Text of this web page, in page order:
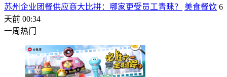
苏州企业团餐供应商大比拼：哪家更受员工青睐？
美食餐饮 6
天前 00:34
一周热门